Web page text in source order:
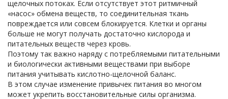
щелочных потоках. Если отсутствует этот ритмичный
«насос» обмена веществ, то соединительная ткань
повреждается или совсем блокируется. Клетки и органы
больше не могут получать достаточно кислорода и
питательных веществ через кровь.
Поэтому так важно наряду с потребляемыми питательными
и биологически активными веществами при выборе
питания учитывать кислотно-щелочной баланс.
В этом случае изменение привычек питания во многом
может укрепить восстановительные силы организма.